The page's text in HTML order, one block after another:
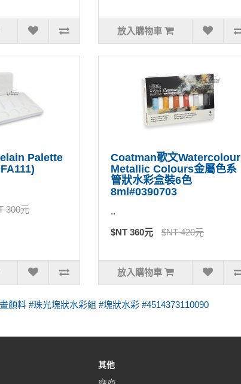
放入購物車
Palette
300元
Coatman歌文Watercolour
Metallic Colours金屬色系
管狀水彩盒裝6色
8ml#0390703
..
$NT 360元 $NT 420元
放入購物車
顏料 #珠光塊狀水彩組 #塊狀水彩 #4514373110090
其他